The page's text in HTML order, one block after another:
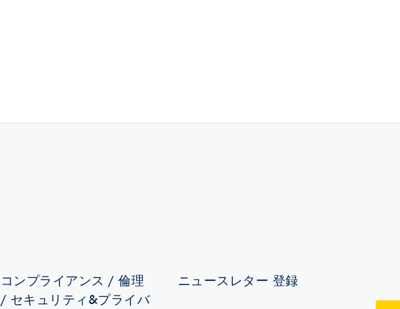
コンプライアンス / 倫理
/ セキュリティ&プライバ
ニュースレター 登録